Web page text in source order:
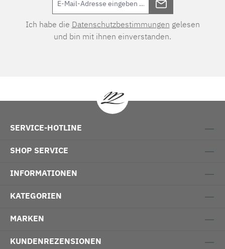
Ich habe die Datenschutzbestimmungen gelesen
und bin mit ihnen einverstanden.
SERVICE-HOTLINE
SHOP SERVICE
INFORMATIONEN
KATEGORIEN
MARKEN
KUNDENREZENSIONEN